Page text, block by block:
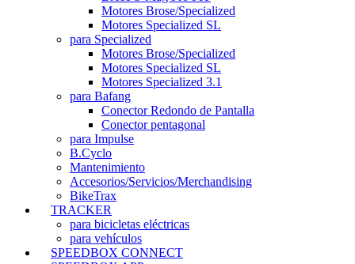
Motores Brose/Specialized
Motores Specialized SL
para Specialized
Motores Brose/Specialized
Motores Specialized SL
Motores Specialized 3.1
para Bafang
Conector Redondo de Pantalla
Conector pentagonal
para Impulse
B.Cyclo
Mantenimiento
Accesorios/Servicios/Merchandising
BikeTrax
TRACKER
para bicicletas eléctricas
para vehículos
SPEEDBOX CONNECT